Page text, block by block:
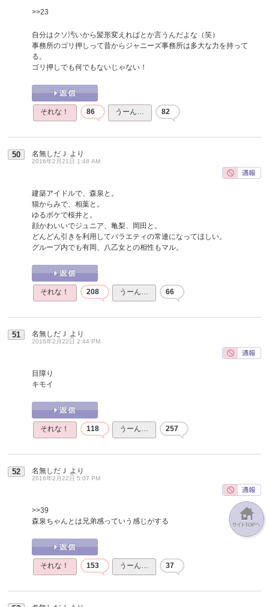
>>23
自分はクソ汚いから髪形変えればとか言うんだよな（笑）
事務所のゴリ押しって昔からジャニーズ事務所は多大な力を持って
る。
ゴリ押しでも何でもないじゃない！
それな！ 86 うーん… 82
50 名無しだＪ より
2016年2月21日 1:48 AM
建築アイドルで、森泉と。
猫からみで、相葉と。
ゆるボケで桜井と。
顔かわいいでジュニア、亀梨、岡田と。
どんどん引きを利用してバラエティの常連になってほしい。
グループ内でも有岡、八乙女との相性もマル。
それな！ 208 うーん… 66
51 名無しだＪ より
2016年2月22日 2:44 PM
目障り
キモイ
それな！ 118 うーん… 257
52 名無しだＪ より
2016年2月22日 5:07 PM
>>39
森泉ちゃんとは兄弟感っていう感じがする
それな！ 153 うーん… 37